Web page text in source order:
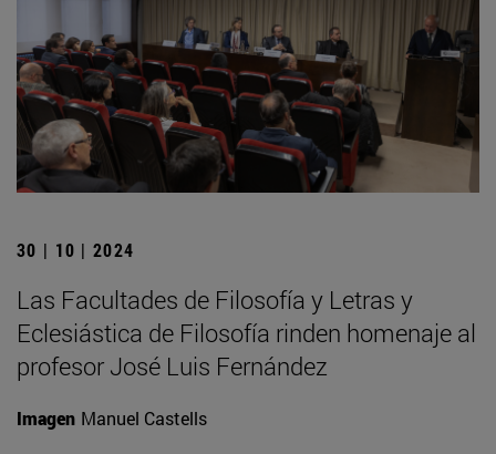
30 | 10 | 2024
Las Facultades de Filosofía y Letras y
Eclesiástica de Filosofía rinden homenaje al
profesor José Luis Fernández
Imagen Manuel Castells